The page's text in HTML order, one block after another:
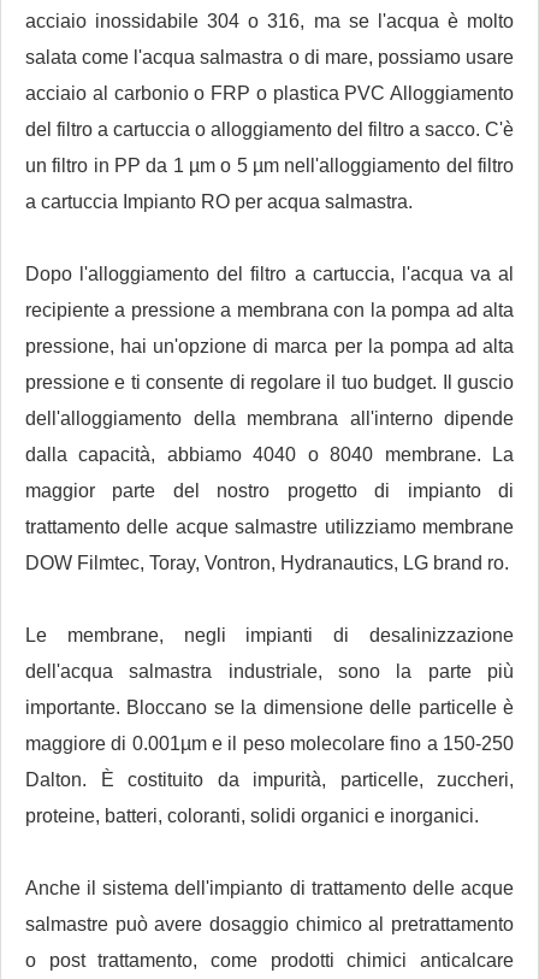
acciaio inossidabile 304 o 316, ma se l'acqua è molto
salata come l'acqua salmastra o di mare, possiamo usare
acciaio al carbonio o FRP o plastica PVC Alloggiamento
del filtro a cartuccia o alloggiamento del filtro a sacco. C'è
un filtro in PP da 1 µm o 5 µm nell'alloggiamento del filtro
a cartuccia Impianto RO per acqua salmastra.
Dopo l'alloggiamento del filtro a cartuccia, l'acqua va al
recipiente a pressione a membrana con la pompa ad alta
pressione, hai un'opzione di marca per la pompa ad alta
pressione e ti consente di regolare il tuo budget. Il guscio
dell'alloggiamento della membrana all'interno dipende
dalla capacità, abbiamo 4040 o 8040 membrane. La
maggior parte del nostro progetto di impianto di
trattamento delle acque salmastre utilizziamo membrane
DOW Filmtec, Toray, Vontron, Hydranautics, LG brand ro.
Le membrane, negli impianti di desalinizzazione
dell'acqua salmastra industriale, sono la parte più
importante. Bloccano se la dimensione delle particelle è
maggiore di 0.001µm e il peso molecolare fino a 150-250
Dalton. È costituito da impurità, particelle, zuccheri,
proteine, batteri, coloranti, solidi organici e inorganici.
Anche il sistema dell'impianto di trattamento delle acque
salmastre può avere dosaggio chimico al pretrattamento
o post trattamento, come prodotti chimici anticalcare